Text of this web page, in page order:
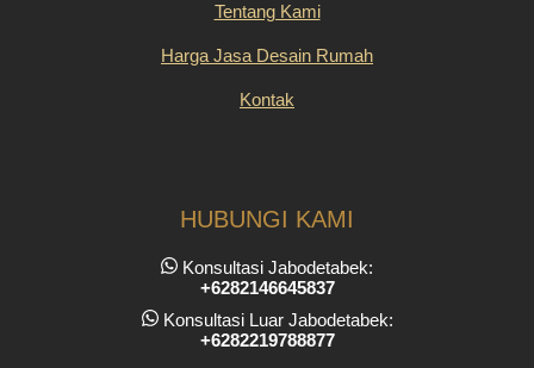
Tentang Kami
Harga Jasa Desain Rumah
Kontak
HUBUNGI KAMI
Konsultasi Jabodetabek:
+6282146645837
Konsultasi Luar Jabodetabek:
+6282219788877